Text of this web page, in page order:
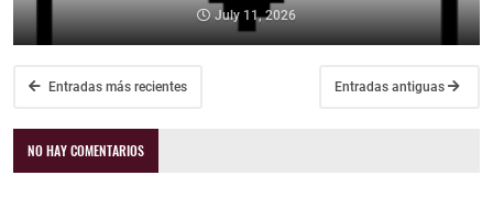
July 11, 2026
Entradas más recientes Entradas antiguas
NO HAY COMENTARIOS